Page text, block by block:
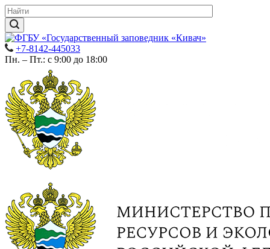
+7-8142-445033
Пн. – Пт.: с 9:00 до 18:00